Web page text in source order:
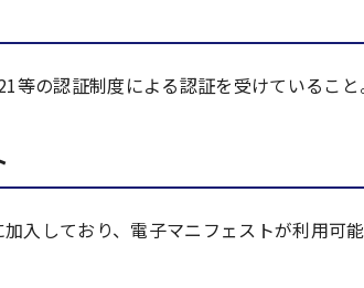
等の認証制度による認証を受けていること
入しており、電子マニフェストが利用可能